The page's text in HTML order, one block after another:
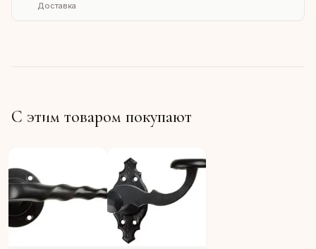
Доставка
С этим товаром покупают